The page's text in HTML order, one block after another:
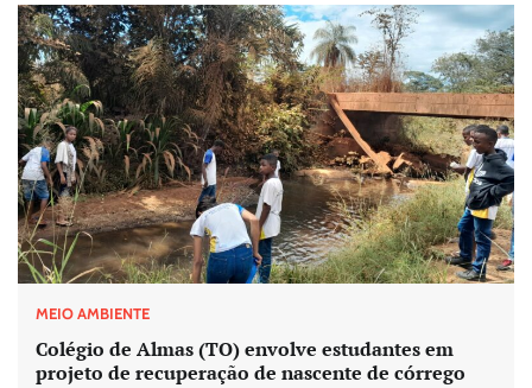
MEIO AMBIENTE
Colégio de Almas (TO) envolve estudantes em
projeto de recuperação de nascente de córrego